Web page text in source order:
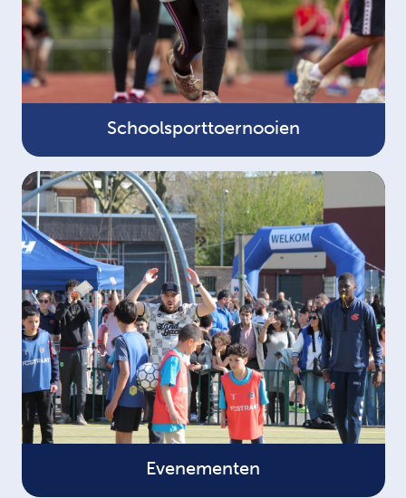
Schoolsporttoernooien
Evenementen